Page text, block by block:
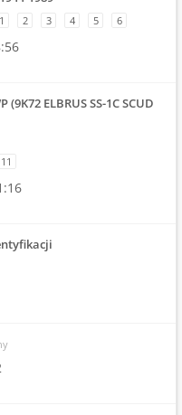
1 2 3 4 5 6
ELBRUS SS-1C SCUD
11